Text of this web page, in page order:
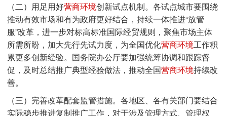
（二）用足用好营商环境创新试点机制。各试点城市要围绕
推动有效市场和有为政府更好结合，持续一体推进“放管
服”改革，进一步对标高标准国际经贸规则，聚焦市场主体
所需所盼，加大先行先试力度，为全国优化营商环境工作积
累更多创新经验。国务院办公厅要加强统筹协调和跟踪督
促，及时总结推广典型经验做法，推动全国营商环境持续改
善。
（三）完善改革配套监管措施。各地区、各有关部门要结合
实际稳步推进复制推广工作，对于涉及管理方式、管理权